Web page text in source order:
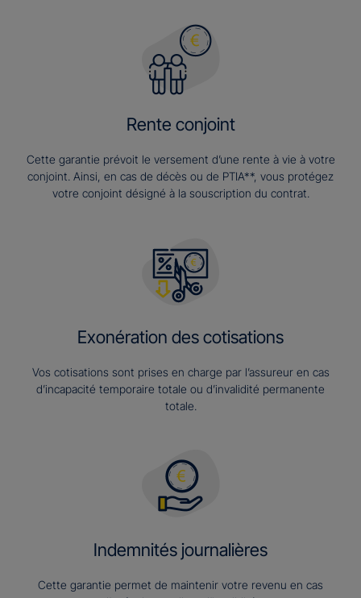
Rente conjoint
Cette garantie prévoit le versement d’une rente à vie à votre
conjoint. Ainsi, en cas de décès ou de PTIA**, vous protégez
votre conjoint désigné à la souscription du contrat.
Exonération des cotisations
Vos cotisations sont prises en charge par l’assureur en cas
d’incapacité temporaire totale ou d’invalidité permanente
totale.
Indemnités journalières
Cette garantie permet de maintenir votre revenu en cas